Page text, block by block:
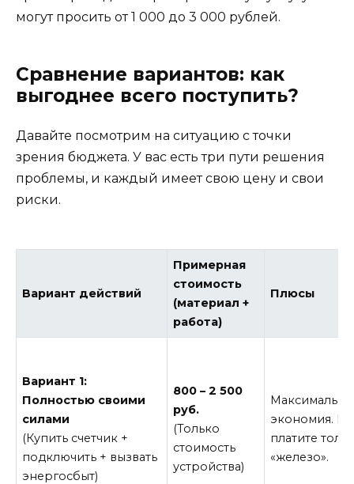
могут просить от 1 000 до 3 000 рублей.
Сравнение вариантов: как
выгоднее всего поступить?
Давайте посмотрим на ситуацию с точки
зрения бюджета. У вас есть три пути решения
проблемы, и каждый имеет свою цену и свои
риски.
Вариант действий
Примерная
стоимость
(материал +
работа)
Плюсы
Вариант 1:
Полностью своими
силами
(Купить счетчик +
подключить + вызвать
энергосбыт)
800 – 2 500
руб.
(Только
стоимость
устройства)
экономия. Вы
платите
«железо».